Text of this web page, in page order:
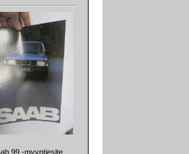
99 -myyntiesite